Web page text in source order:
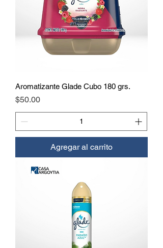
Aromatizante Glade Cubo 180 grs.
Precio
$50.00
Agregar al carrito